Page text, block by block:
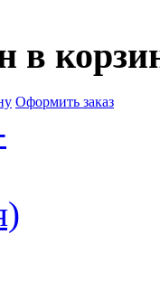
в
Оформить заказ